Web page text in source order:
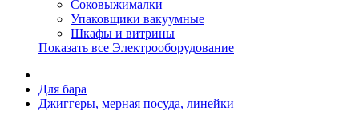
Соковыжималки
Упаковщики вакуумные
Шкафы и витрины
Показать все Электрооборудование
Для бара
Джиггеры, мерная посуда, линейки